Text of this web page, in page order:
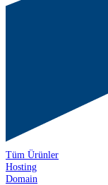
Tüm Ürünler
Hosting
Domain